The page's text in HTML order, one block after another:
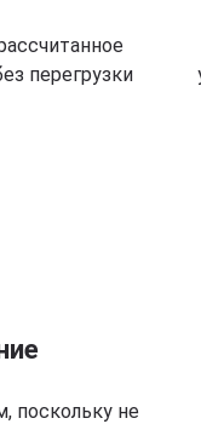
перегрузки
поскольку не